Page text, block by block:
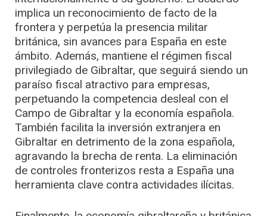
implica un reconocimiento de facto de la
frontera y perpetúa la presencia militar
británica, sin avances para España en este
ámbito. Además, mantiene el régimen fiscal
privilegiado de Gibraltar, que seguirá siendo un
paraíso fiscal atractivo para empresas,
perpetuando la competencia desleal con el
Campo de Gibraltar y la economía española.
También facilita la inversión extranjera en
Gibraltar en detrimento de la zona española,
agravando la brecha de renta. La eliminación
de controles fronterizos resta a España una
herramienta clave contra actividades ilícitas.